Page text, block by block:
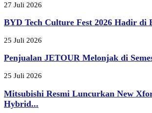
27 Juli 2026
BYD Tech Culture Fest 2026 Hadir di
25 Juli 2026
Penjualan JETOUR Melonjak di
25 Juli 2026
Mitsubishi Resmi Luncurkan New
Hybrid...